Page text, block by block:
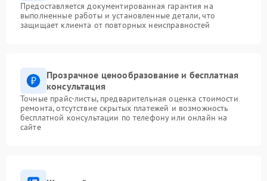
Предоставляется документированная гарантия на
выполненные работы и установленные детали, что
защищает клиента от повторных неисправностей
Прозрачное ценообразование и бесплатная
консультация
Точные прайс-листы, предварительная оценка стоимости
ремонта, отсутствие скрытых платежей и возможность
бесплатной консультации по телефону или онлайн на
сайте